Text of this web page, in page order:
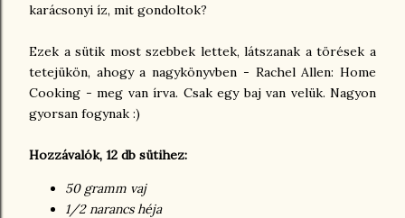
karácsonyi íz, mit gondoltok?
Ezek a sütik most szebbek lettek, látszanak a törések a
tetejükön, ahogy a nagykönyvben - Rachel Allen: Home
Cooking - meg van írva. Csak egy baj van velük. Nagyon
gyorsan fogynak :)
Hozzávalók, 12 db sütihez:
50 gramm vaj
1/2 narancs héja